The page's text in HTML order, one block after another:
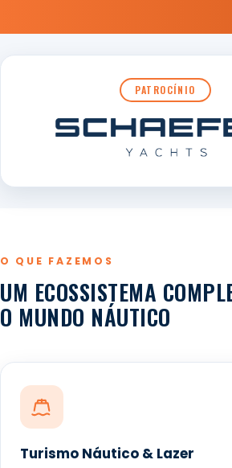
PATROCÍNIO
O QUE FAZEMOS
UM ECOSSISTEMA
O MUNDO NÁUTICO
Turismo Náutico & Lazer